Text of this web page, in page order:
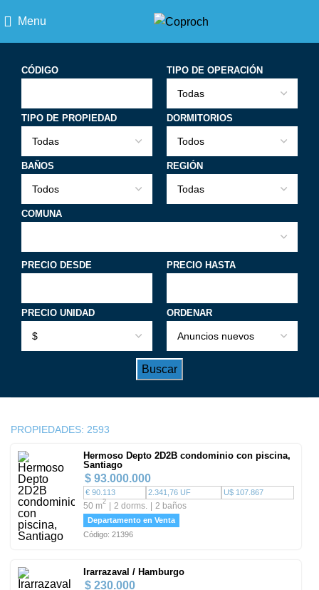
Menu
CÓDIGO TIPO DE OPERACIÓN
TIPO DE PROPIEDAD DORMITORIOS
BAÑOS REGIÓN
COMUNA
PRECIO DESDE PRECIO HASTA
PRECIO UNIDAD ORDENAR
PROPIEDADES: 2593
Hermoso Depto 2D2B condominio con piscina,
Santiago
$ 93.000.000
€ 90.113 2.341,76 UF U$ 107.867
50 m2 2 dorms. 2 baños
Departamento en Venta
Código: 21396
Irarrazaval / Hamburgo
$ 230.000